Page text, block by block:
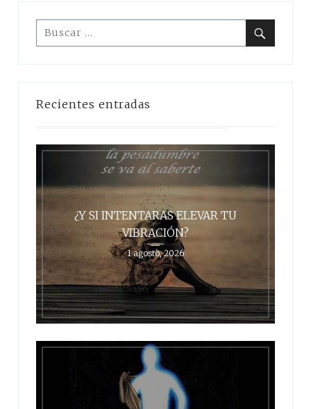
Buscar:
Recientes entradas
¿Y SI INTENTARAS ELEVAR TU
VIBRACIÓN?
1 agosto, 2026